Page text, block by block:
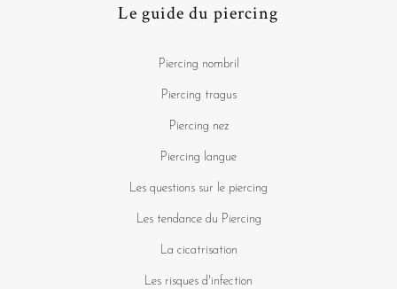
Le guide du piercing
Piercing nombril
Piercing tragus
Piercing nez
Piercing langue
Les questions sur le piercing
Les tendance du Piercing
La cicatrisation
Les risques d'infection